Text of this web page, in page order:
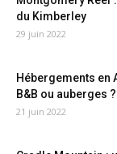
du Kimberley
29 juin 2022
Hébergements en
B&B ou auberges ?
21 juin 2022